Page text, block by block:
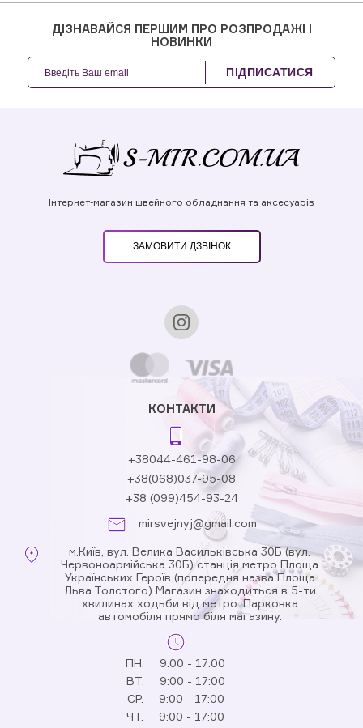
ДІЗНАВАЙСЯ ПЕРШИМ ПРО РОЗПРОДАЖІ І
НОВИНКИ
ПІДПИСАТИСЯ
Інтернет-магазин швейного обладнання та аксесуарів
ЗАМОВИТИ ДЗВІНОК
КОНТАКТИ
+38044-461-98-06
+38(068)037-95-08
+38 (099)454-93-24
mirsvejnyj@gmail.com
м.Київ, вул. Велика Васильківська 30Б (вул.
Червоноармійська 30Б) станція метро Площа
Українських Героїв (попередня назва Площа
Льва Толстого) Магазин знаходиться в 5-ти
хвилинах ходьби від метро. Парковка
автомобіля прямо біля магазину.
ПН.
9:00 - 17:00
ВТ.
9:00 - 17:00
СР.
9:00 - 17:00
ЧТ.
9:00 - 17:00